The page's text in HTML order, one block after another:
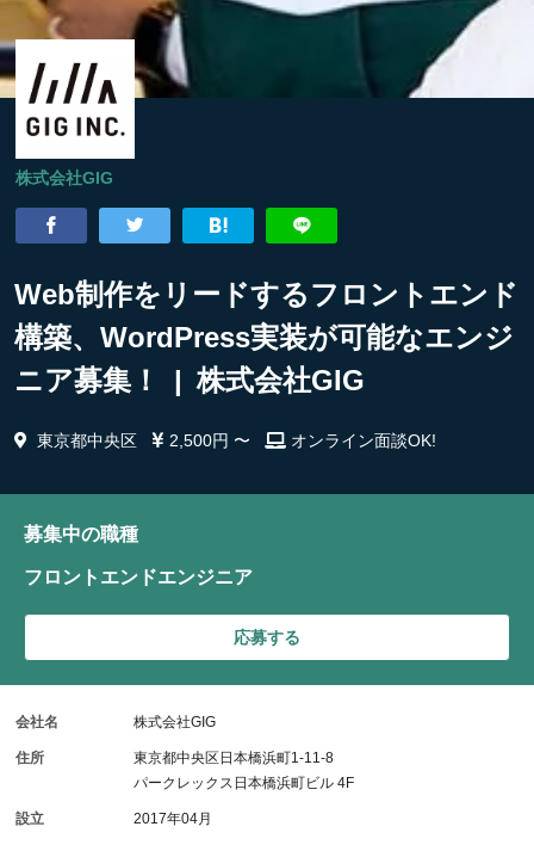
株式会社GIG
Web制作をリードするフロントエンド
構築、WordPress実装が可能なエンジ
ニア募集！ | 株式会社GIG
東京都中央区 2,500円 〜 オンライン面談OK!
募集中の職種
フロントエンドエンジニア
応募する
会社名 株式会社GIG
住所
東京都中央区日本橋浜町1-11-8
パークレックス日本橋浜町ビル 4F
設立 2017年04月